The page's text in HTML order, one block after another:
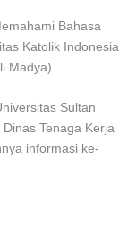
Bahasa
Katolik Indonesia
Madya).
Sultan
Tenaga Kerja
informasi ke-